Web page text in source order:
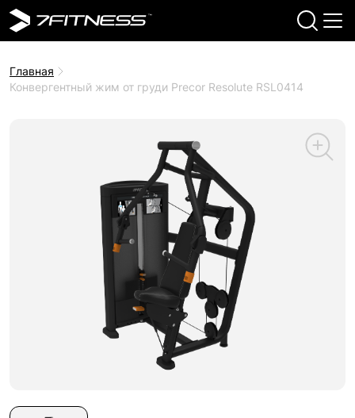
Главная
Конвергентный жим от груди Precor Resolute RSL0414